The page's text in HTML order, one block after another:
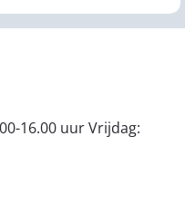
16.00 uur Vrijdag: